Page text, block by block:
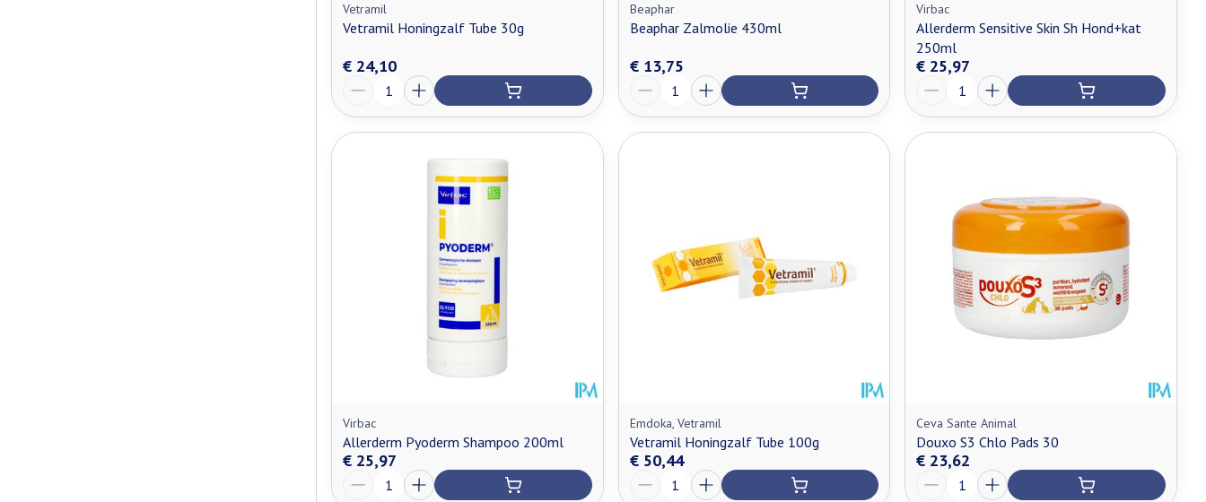
Vetramil
Vetramil Honingzalf Tube 30g
€ 24,10
Beaphar
Beaphar Zalmolie 430ml
€ 13,75
Aantal
Virbac
Allerderm Sensitive Skin Sh Hond+kat
250ml
€ 25,97
Aantal
Virbac
Allerderm Pyoderm Shampoo 200ml
€ 25,97
Emdoka, Vetramil
Vetramil Honingzalf Tube 100g
€ 50,44
Ceva Sante Animal
Douxo S3 Chlo Pads 30
€ 23,62